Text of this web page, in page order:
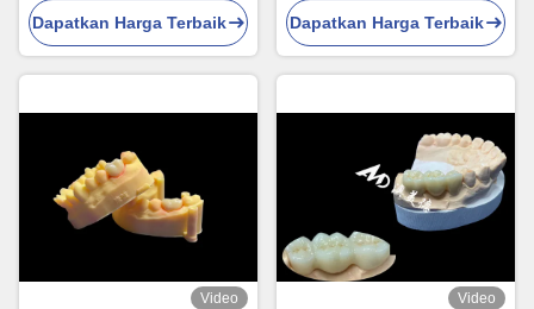
sangat baik
Dapatkan Harga Terbaik
alami dari laboratorium gigi
Cina
Dapatkan Harga Terbaik
Video Video